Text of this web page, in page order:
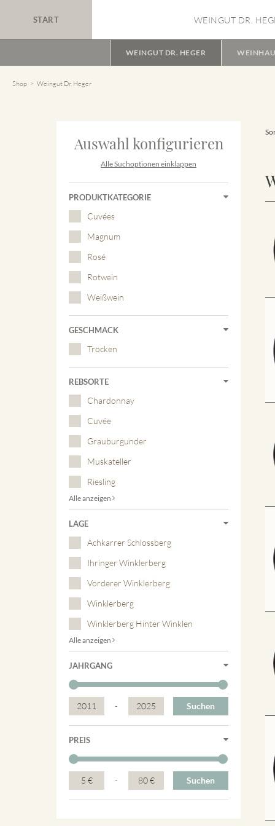
START WEINGUT DR.
WEINGUT DR. HEGER
Shop Weingut Dr. Heger
Auswahl konfigurieren
Alle Suchoptionen einklappen
PRODUKTKATEGORIE
Cuvées
Magnum
Rosé
Rotwein
Weißwein
GESCHMACK
Trocken
REBSORTE
Chardonnay
Cuvée
Grauburgunder
Muskateller
Riesling
Alle anzeigen
LAGE
Achkarrer Schlossberg
Ihringer Winklerberg
Vorderer Winklerberg
Winklerberg
Winklerberg Hinter Winklen
Alle anzeigen
JAHRGANG
2011 - 2025 Suchen
PREIS
5 € - 80 € Suchen